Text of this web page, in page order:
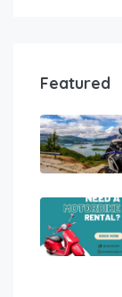
Featured